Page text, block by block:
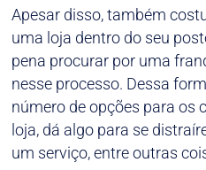
Apesar disso, também
uma loja dentro do seu
pena procurar por uma
nesse processo. Dessa
número de opções para os
loja, dá algo para se
um serviço, entre outras